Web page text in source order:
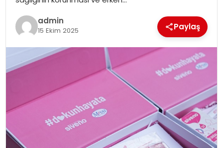
admin
15 Ekim 2025 Paylaş